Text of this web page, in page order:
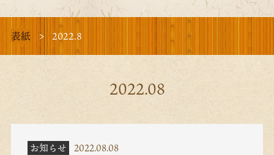
表紙 2022.8
2022.08
お知らせ 2022.08.08